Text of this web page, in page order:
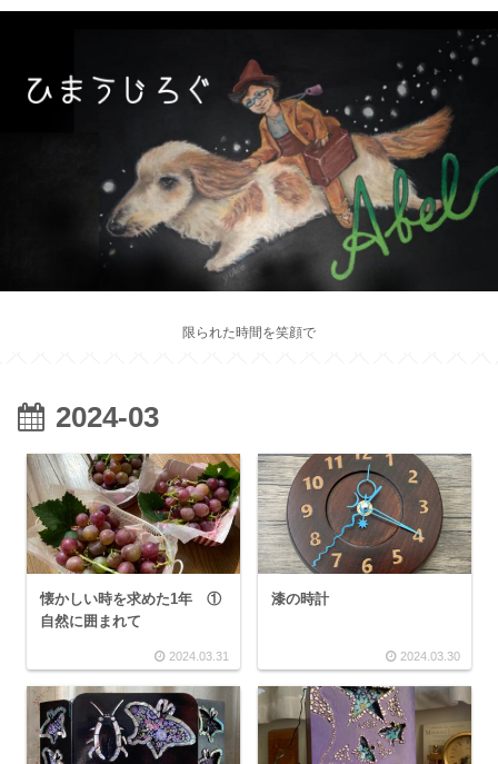
限られた時間を笑顔で
2024-03
懐かしい時を求めた1年 ①
自然に囲まれて
2024.03.31
漆の時計
2024.03.30